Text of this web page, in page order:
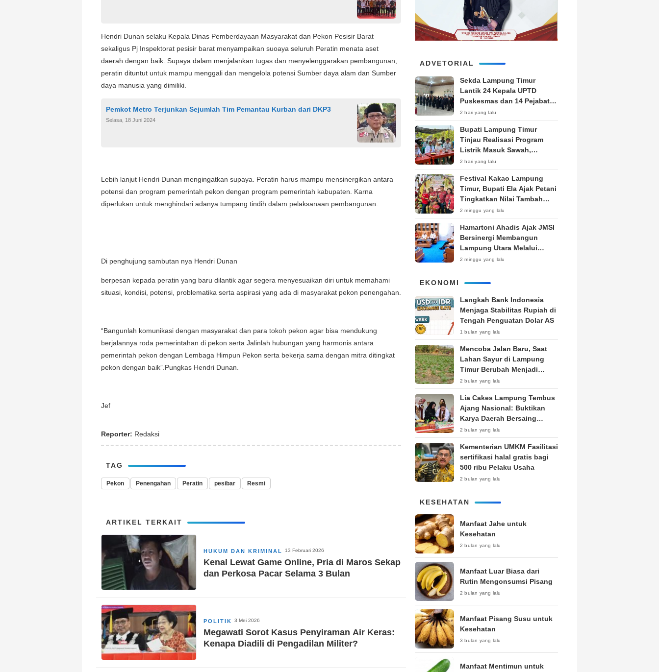
Hendri Dunan selaku Kepala Dinas Pemberdayaan Masyarakat dan Pekon Pesisir Barat
sekaligus Pj Inspektorat pesisir barat menyampaikan suoaya seluruh Peratin menata aset
daerah dengan baik. Supaya dalam menjalankan tugas dan menyelenggarakan pembangunan,
peratin dituntut untuk mampu menggali dan mengelola potensi Sumber daya alam dan Sumber
daya manusia yang dimiliki.
Pemkot Metro Terjunkan Sejumlah Tim Pemantau Kurban dari DKP3
Selasa, 18 Juni 2024
Lebih lanjut Hendri Dunan mengingatkan supaya. Peratin harus mampu mensinergikan antara
potensi dan program pemerintah pekon dengan program pemerintah kabupaten. Karna
diperlukan untuk menghindari adanya tumpang tindih dalam pelaksanaan pembangunan.
Di penghujung sambutan nya Hendri Dunan
berpesan kepada peratin yang baru dilantik agar segera menyesuaikan diri untuk memahami
situasi, kondisi, potensi, problematika serta aspirasi yang ada di masyarakat pekon penengahan.
“Bangunlah komunikasi dengan masyarakat dan para tokoh pekon agar bisa mendukung
berjalannya roda pemerintahan di pekon serta Jalinlah hubungan yang harmonis antara
pemerintah pekon dengan Lembaga Himpun Pekon serta bekerja sama dengan mitra ditingkat
pekon dengan baik”.Pungkas Hendri Dunan.
Jef
Reporter: Redaksi
TAG
Pekon Penengahan Peratin pesibar Resmi
ARTIKEL TERKAIT
HUKUM DAN KRIMINAL 13 Februari 2026
Kenal Lewat Game Online, Pria di Maros Sekap
dan Perkosa Pacar Selama 3 Bulan
POLITIK 3 Mei 2026
Megawati Sorot Kasus Penyiraman Air Keras:
Kenapa Diadili di Pengadilan Militer?
ADVETORIAL
‎Sekda Lampung Timur
Lantik 24 Kepala UPTD
Puskesmas dan 14 Pejabat
Fungsional, Dorong Inovasi
dan Pelayanan Prima
2 hari yang lalu
Bupati Lampung Timur
Tinjau Realisasi Program
Listrik Masuk Sawah,
Siapkan Subsidi KWH untuk
Petani
2 hari yang lalu
‎Festival Kakao Lampung
Timur, Bupati Ela Ajak Petani
Tingkatkan Nilai Tambah
Produk
2 minggu yang lalu
Hamartoni Ahadis Ajak JMSI
Bersinergi Membangun
Lampung Utara Melalui
Pemberitaan
2 minggu yang lalu
EKONOMI
Langkah Bank Indonesia
Menjaga Stabilitas Rupiah di
Tengah Penguatan Dolar AS
1 bulan yang lalu
Mencoba Jalan Baru, Saat
Lahan Sayur di Lampung
Timur Berubah Menjadi
Kebun Tembakau
2 bulan yang lalu
Lia Cakes Lampung Tembus
Ajang Nasional: Buktikan
Karya Daerah Bersaing
Setara Kota Besar
2 bulan yang lalu
Kementerian UMKM Fasilitasi
sertifikasi halal gratis bagi
500 ribu Pelaku Usaha
2 bulan yang lalu
KESEHATAN
Manfaat Jahe untuk
Kesehatan
2 bulan yang lalu
Manfaat Luar Biasa dari
Rutin Mengonsumsi Pisang
2 bulan yang lalu
Manfaat Pisang Susu untuk
Kesehatan
3 bulan yang lalu
Manfaat Mentimun untuk